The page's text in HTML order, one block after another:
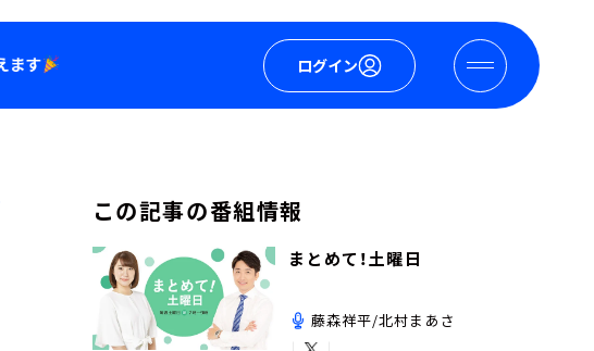
ログイン
この記事の番組情報
まとめて！土曜日
藤森祥平/北村まあさ